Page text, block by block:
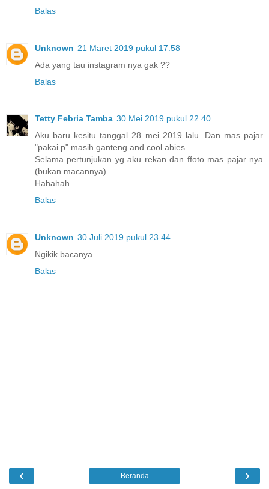
Balas
Unknown 21 Maret 2019 pukul 17.58
Ada yang tau instagram nya gak ??
Balas
Tetty Febria Tamba 30 Mei 2019 pukul 22.40
Aku baru kesitu tanggal 28 mei 2019 lalu. Dan mas pajar
"pakai p" masih ganteng and cool abies...
Selama pertunjukan yg aku rekan dan ffoto mas pajar nya
(bukan macannya)
Hahahah
Balas
Unknown 30 Juli 2019 pukul 23.44
Ngikik bacanya....
Balas
‹ ›
Beranda